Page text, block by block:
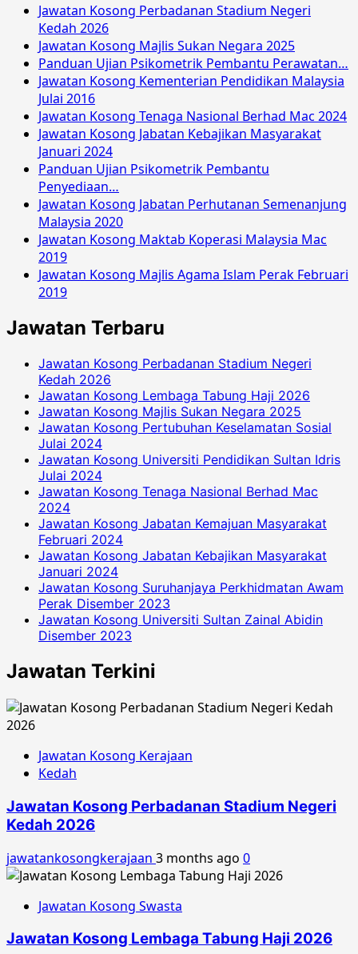
Jawatan Kosong Perbadanan Stadium Negeri
Kedah 2026
Jawatan Kosong Majlis Sukan Negara 2025
Panduan Ujian Psikometrik Pembantu Perawatan…
Jawatan Kosong Kementerian Pendidikan Malaysia
Julai 2016
Jawatan Kosong Tenaga Nasional Berhad Mac 2024
Jawatan Kosong Jabatan Kebajikan Masyarakat
Januari 2024
Panduan Ujian Psikometrik Pembantu
Penyediaan…
Jawatan Kosong Jabatan Perhutanan Semenanjung
Malaysia 2020
Jawatan Kosong Maktab Koperasi Malaysia Mac
2019
Jawatan Kosong Majlis Agama Islam Perak Februari
2019
Jawatan Terbaru
Jawatan Kosong Perbadanan Stadium Negeri
Kedah 2026
Jawatan Kosong Lembaga Tabung Haji 2026
Jawatan Kosong Majlis Sukan Negara 2025
Jawatan Kosong Pertubuhan Keselamatan Sosial
Julai 2024
Jawatan Kosong Universiti Pendidikan Sultan Idris
Julai 2024
Jawatan Kosong Tenaga Nasional Berhad Mac
2024
Jawatan Kosong Jabatan Kemajuan Masyarakat
Februari 2024
Jawatan Kosong Jabatan Kebajikan Masyarakat
Januari 2024
Jawatan Kosong Suruhanjaya Perkhidmatan Awam
Perak Disember 2023
Jawatan Kosong Universiti Sultan Zainal Abidin
Disember 2023
Jawatan Terkini
Jawatan Kosong Kerajaan
Kedah
Jawatan Kosong Perbadanan Stadium Negeri
Kedah 2026
jawatankosongkerajaan 3 months ago 0
Jawatan Kosong Swasta
Jawatan Kosong Lembaga Tabung Haji 2026